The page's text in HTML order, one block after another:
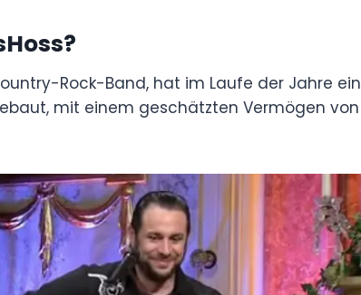
Rock-Band, hat im Laufe der Jahre ein
mit einem geschätzten Vermögen von